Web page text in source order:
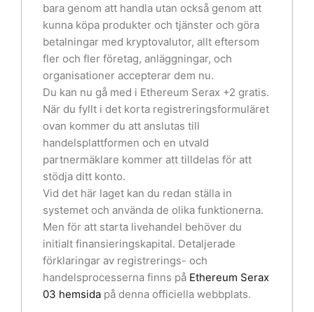
bara genom att handla utan också genom att
kunna köpa produkter och tjänster och göra
betalningar med kryptovalutor, allt eftersom
fler och fler företag, anläggningar, och
organisationer accepterar dem nu.
Du kan nu gå med i Ethereum Serax +2 gratis.
När du fyllt i det korta registreringsformuläret
ovan kommer du att anslutas till
handelsplattformen och en utvald
partnermäklare kommer att tilldelas för att
stödja ditt konto.
Vid det här laget kan du redan ställa in
systemet och använda de olika funktionerna.
Men för att starta livehandel behöver du
initialt finansieringskapital. Detaljerade
förklaringar av registrerings- och
handelsprocesserna finns på Ethereum Serax
03 hemsida på denna officiella webbplats.